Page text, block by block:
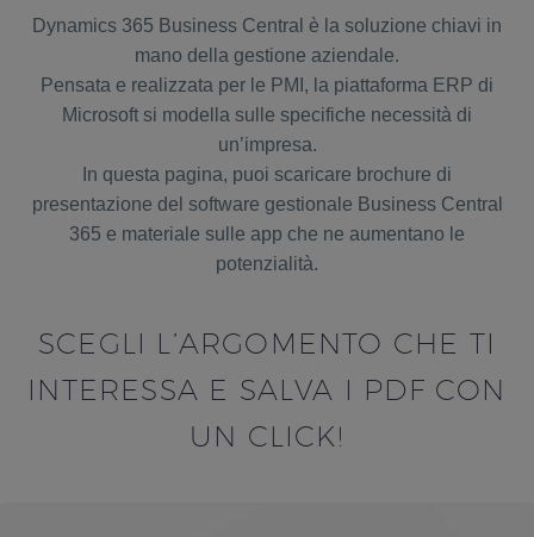
Dynamics 365 Business Central è la soluzione chiavi in
mano della gestione aziendale.
Pensata e realizzata per le PMI, la piattaforma ERP di
Microsoft si modella sulle specifiche necessità di
un’impresa.
In questa pagina, puoi scaricare brochure di
presentazione del software gestionale Business Central
365 e materiale sulle app che ne aumentano le
potenzialità.
SCEGLI L’ARGOMENTO CHE TI
INTERESSA E SALVA I PDF CON
UN CLICK!